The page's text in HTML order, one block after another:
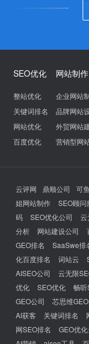
SEO优化
整站优化
关键词排名
网站优化
百度优化
网站制作
企业网站
品牌网站
外贸网站
营销型网
云评网 鼎顺公司 可
姐网站制作
SEO顾问
码
SEO优化公司 云
分析
网站建设公司
GEO排名
SaaSwe排
化百度排名
词站云
AISEO公司
云无限
优化
SEO优化 畅听
GEO公司
芯思维
AI获客
关键词排名
网SEO排名
GEO优